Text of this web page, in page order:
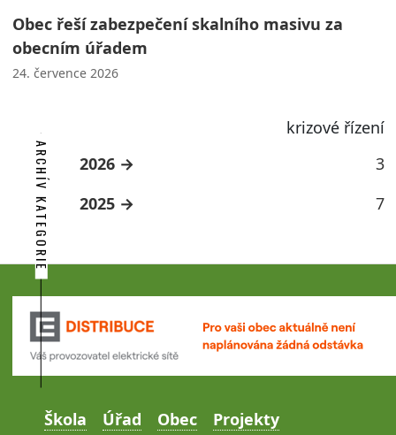
Obec řeší zabezpečení skalního masivu za
obecním úřadem
24. července 2026
krizové řízení
ARCHÍV KATEGORIE 2026
3
2025
7
Škola Úřad Obec
Projekty